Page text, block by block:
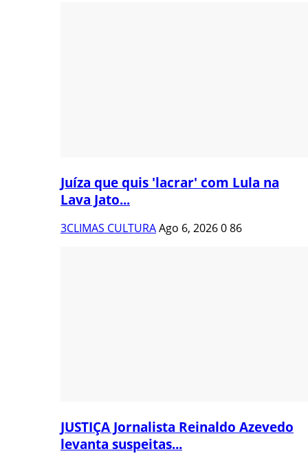
Juíza que quis 'lacrar' com Lula na
Lava Jato...
3CLIMAS CULTURAAgo 6, 2026086
JUSTIÇA Jornalista Reinaldo Azevedo
levanta suspeitas...